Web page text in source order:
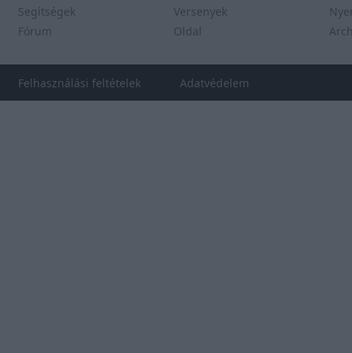
Segítségek
Fórum
Versenyek
Oldal
Felhasználási feltételek Adatvédelem